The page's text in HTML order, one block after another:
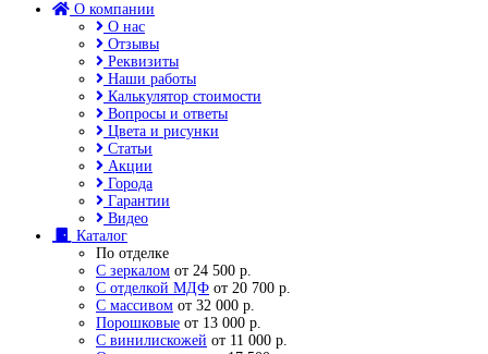
О компании
О нас
Отзывы
Реквизиты
Наши работы
Калькулятор стоимости
Вопросы и ответы
Цвета и рисунки
Статьи
Акции
Города
Гарантии
Видео
Каталог
По отделке
С зеркалом от 24 500 р.
С отделкой МДФ от 20 700 р.
С массивом от 32 000 р.
Порошковые от 13 000 р.
С винилискожей от 11 000 р.